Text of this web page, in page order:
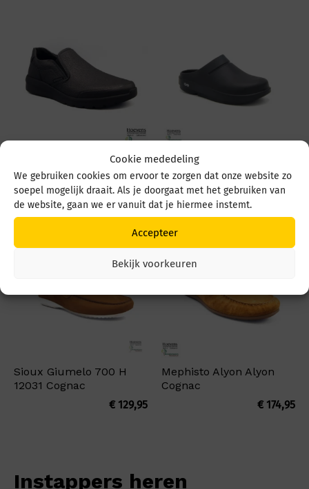
Cookie mededeling
We gebruiken cookies om ervoor te zorgen dat onze website zo
soepel mogelijk draait. Als je doorgaat met het gebruiken van
de website, gaan we er vanuit dat je hiermee instemt.
Accepteer
Bekijk voorkeuren
Oregon Zwart
€204,95
OOfos OOcloog 1200
Zwart
€ 69,95
Sioux Giumelo 700 H
12031 Cognac
€129,95
Mephisto Alyon Alyon
Cognac
€174,95
Instappers heren